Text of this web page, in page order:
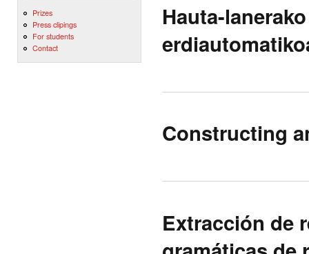
Prizes
Press clipings
For students
Contact
Hauta-
Constructing
Extracción de